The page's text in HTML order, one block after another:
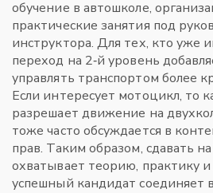
обучение в автошколе,
практические занятия под
инструктора. Для тех, кто уже
переход на 2‑й уровень
управлять транспортом более
Если интересует мотоцикл, то
разрешает движение на
тоже часто обсуждается в
прав. Таким образом, сдавать
охватывает теорию, практику
успешный кандидат соединяет